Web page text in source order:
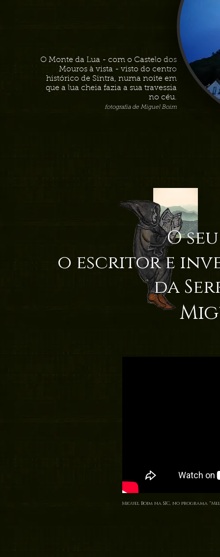
O Monte da Lua - com o Castelo dos
Mouros à vista - visto do centro
histórico de Sintra, numa noite em
que a lua cheia fazia a sua travessia
no céu.
fotografia de Miguel Boim
O
o escritor e
da
Miguel Boim na SIC, no programa